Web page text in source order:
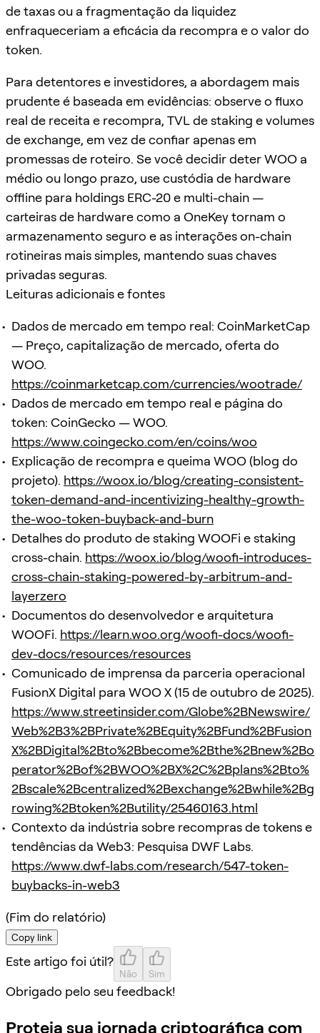
de taxas ou a fragmentação da liquidez
enfraqueceriam a eficácia da recompra e o valor do
token.
Para detentores e investidores, a abordagem mais
prudente é baseada em evidências: observe o fluxo
real de receita e recompra, TVL de staking e volumes
de exchange, em vez de confiar apenas em
promessas de roteiro. Se você decidir deter WOO a
médio ou longo prazo, use custódia de hardware
offline para holdings ERC-20 e multi-chain —
carteiras de hardware como a OneKey tornam o
armazenamento seguro e as interações on-chain
rotineiras mais simples, mantendo suas chaves
privadas seguras.
Leituras adicionais e fontes
Dados de mercado em tempo real: CoinMarketCap
— Preço, capitalização de mercado, oferta do
WOO.
https://coinmarketcap.com/currencies/wootrade/
Dados de mercado em tempo real e página do
token: CoinGecko — WOO.
https://www.coingecko.com/en/coins/woo
Explicação de recompra e queima WOO (blog do
projeto). https://woox.io/blog/creating-consistent-
token-demand-and-incentivizing-healthy-growth-
the-woo-token-buyback-and-burn
Detalhes do produto de staking WOOFi e staking
cross-chain. https://woox.io/blog/woofi-introduces-
cross-chain-staking-powered-by-arbitrum-and-
layerzero
Documentos do desenvolvedor e arquitetura
WOOFi. https://learn.woo.org/woofi-docs/woofi-
dev-docs/resources/resources
Comunicado de imprensa da parceria operacional
FusionX Digital para WOO X (15 de outubro de 2025).
https://www.streetinsider.com/Globe%2BNewswire/
Web%2B3%2BPrivate%2BEquity%2BFund%2BFusion
X%2BDigital%2Bto%2Bbecome%2Bthe%2Bnew%2Bo
perator%2Bof%2BWOO%2BX%2C%2Bplans%2Bto%
2Bscale%2Bcentralized%2Bexchange%2Bwhile%2Bg
rowing%2Btoken%2Butility/25460163.html
Contexto da indústria sobre recompras de tokens e
tendências da Web3: Pesquisa DWF Labs.
https://www.dwf-labs.com/research/547-token-
buybacks-in-web3
(Fim do relatório)
Copy link
Este artigo foi útil?
Não Sim
Obrigado pelo seu feedback!
Proteja sua jornada criptográfica com